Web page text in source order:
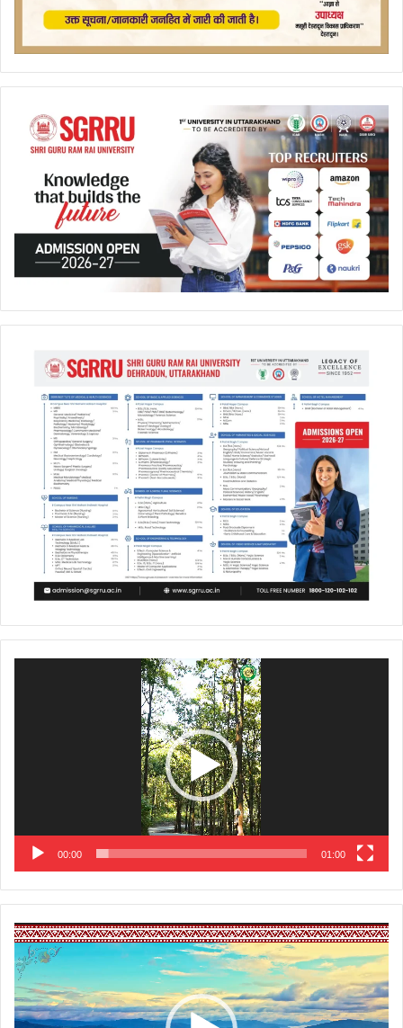
00:00 01:00
Video
Player